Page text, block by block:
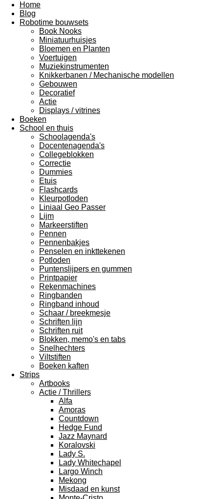
Home
Blog
Robotime bouwsets
Book Nooks
Miniatuurhuisjes
Bloemen en Planten
Voertuigen
Muziekinstrumenten
Knikkerbanen / Mechanische modellen
Gebouwen
Decoratief
Actie
Displays / vitrines
Boeken
School en thuis
Schoolagenda's
Docentenagenda's
Collegeblokken
Correctie
Dummies
Etuis
Flashcards
Kleurpotloden
Liniaal Geo Passer
Lijm
Markeerstiften
Pennen
Pennenbakjes
Penselen en inkttekenen
Potloden
Puntenslijpers en gummen
Printpapier
Rekenmachines
Ringbanden
Ringband inhoud
Schaar / breekmesje
Schriften lijn
Schriften ruit
Blokken, memo's en tabs
Snelhechters
Viltstiften
Boeken kaften
Strips
Artbooks
Actie / Thrillers
Alfa
Amoras
Countdown
Hedge Fund
Jazz Maynard
Koralovski
Lady S.
Lady Whitechapel
Largo Winch
Mekong
Misdaad en kunst